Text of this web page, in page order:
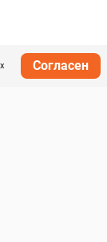
Согласен